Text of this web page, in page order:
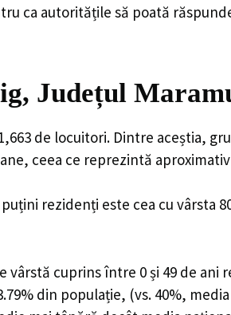
ca autoritățile să poată
Județul
de locuitori. Dintre aceștia,
ceea ce reprezintă
rezidenți este cea cu vârsta
cuprins între 0 și 49 de ani
din populație, (vs. 40%,